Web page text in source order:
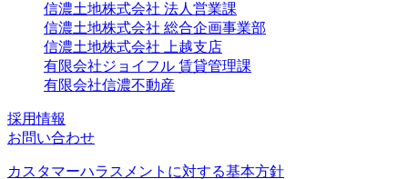
信濃土地株式会社 法人営業課
信濃土地株式会社 総合企画事業部
信濃土地株式会社 上越支店
有限会社ジョイフル 賃貸管理課
有限会社信濃不動産
採用情報
お問い合わせ
カスタマーハラスメントに対する基本方針